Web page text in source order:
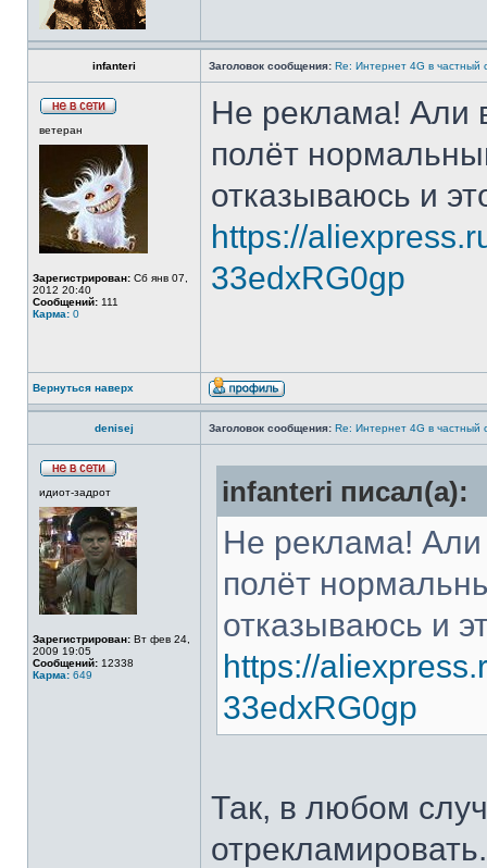
infanteri Заголовок сообщения: Re: Интернет 4G в частный
ветеран
Зарегистрирован: Сб янв 07,
2012 20:40
Сообщений: 111
Карма: 0
Не реклама! Али
полёт
отказываюсь и
https://
33edxRG0gp
Вернуться наверх
denisej Заголовок сообщения: Re: Интернет 4G в частный
идиот-задрот
Зарегистрирован: Вт фев 24,
2009 19:05
Сообщений: 12338
Карма: 649
infanteri писал(а):
Не реклама!
полёт
отказываюсь и
https://
33edxRG0gp
Так, в любом
отрекламировать.